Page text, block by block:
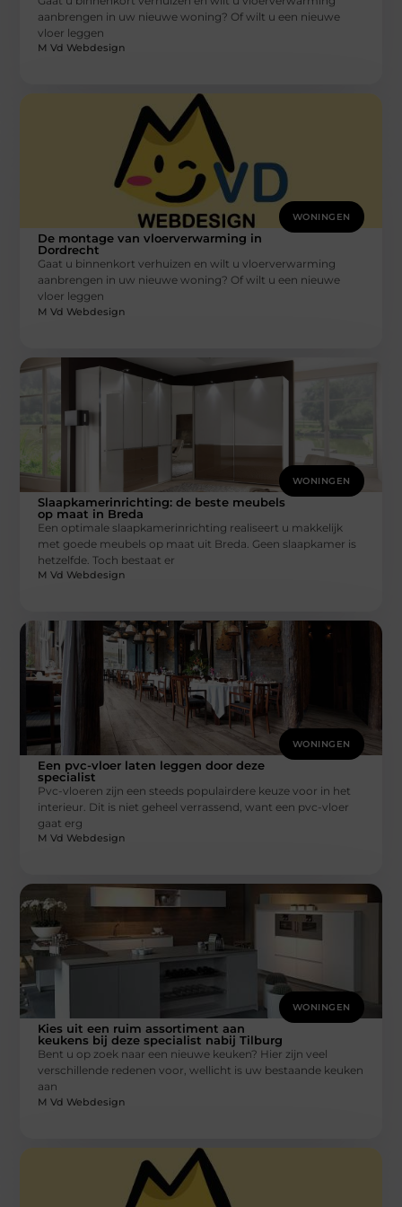
aanbrengen in uw nieuwe woning? Of wilt u een nieuwe
vloer leggen
M Vd Webdesign
WONINGEN
De montage van vloerverwarming in
Dordrecht
Gaat u binnenkort verhuizen en wilt u vloerverwarming
aanbrengen in uw nieuwe woning? Of wilt u een nieuwe
vloer leggen
M Vd Webdesign
WONINGEN
Slaapkamerinrichting: de beste meubels
op maat in Breda
Een optimale slaapkamerinrichting realiseert u makkelijk
met goede meubels op maat uit Breda. Geen slaapkamer is
hetzelfde. Toch bestaat er
M Vd Webdesign
WONINGEN
Een pvc-vloer laten leggen door deze
specialist
Pvc-vloeren zijn een steeds populairdere keuze voor in het
interieur. Dit is niet geheel verrassend, want een pvc-vloer
gaat erg
M Vd Webdesign
WONINGEN
Kies uit een ruim assortiment aan
keukens bij deze specialist nabij Tilburg
Bent u op zoek naar een nieuwe keuken? Hier zijn veel
verschillende redenen voor, wellicht is uw bestaande keuken
aan
M Vd Webdesign